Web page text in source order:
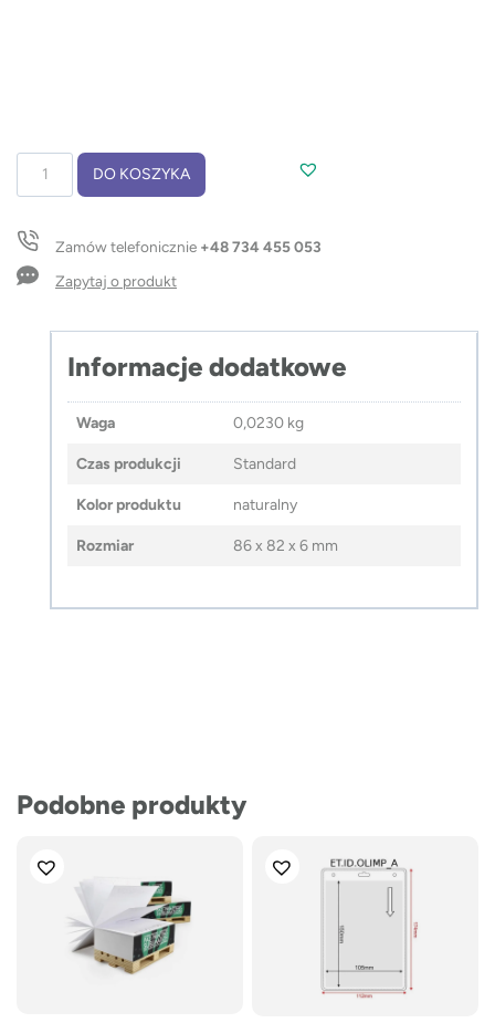
Karteczki
MIA
DO KOSZYKA
Zamów telefonicznie +48 734 455 053
Zapytaj o produkt
Informacje dodatkowe
Waga 0,0230 kg
Czas produkcji Standard
Kolor produktu naturalny
Rozmiar 86 x 82 x 6 mm
Podobne produkty